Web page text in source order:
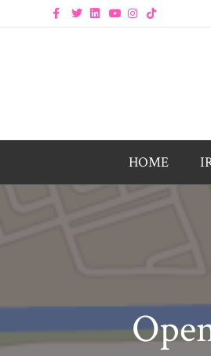
Facebook
TwitterLinkedinYoutubeInstagram
Tiktok
HOME